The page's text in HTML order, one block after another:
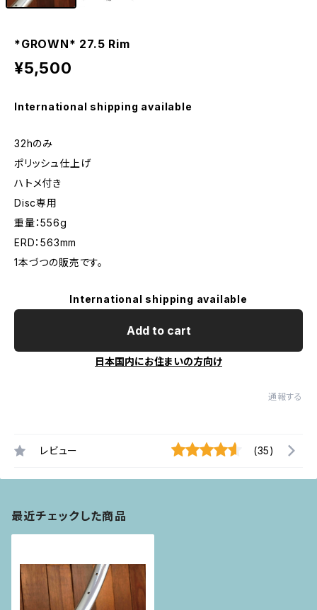
*GROWN* 27.5 Rim
¥5,500
International shipping available
32hのみ
ポリッシュ仕上げ
ハトメ付き
Disc専用
重量：556g
ERD：563mm
1本づつの販売です。
International shipping available
Add to cart
日本国内にお住まいの方向け
通報する
レビュー (35)
最近チェックした商品